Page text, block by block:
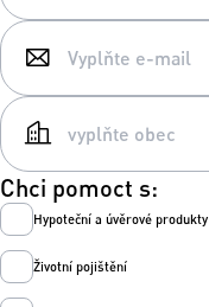
Chci pomoct s:
Hypoteční a úvěrové produkty
Životní pojištění